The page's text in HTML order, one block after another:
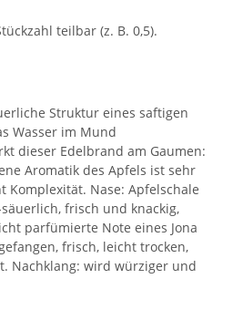
teilbar (z. B. 0,5).
Struktur eines saftigen
Wasser im Mund
dieser Edelbrand am Gaumen:
Aromatik des Apfels ist sehr
Nase: Apfelschale
frisch und knackig,
parfümierte Note eines Jona
frisch, leicht trocken,
Nachklang: wird würziger und